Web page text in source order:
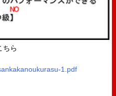
ちら
1.pdf